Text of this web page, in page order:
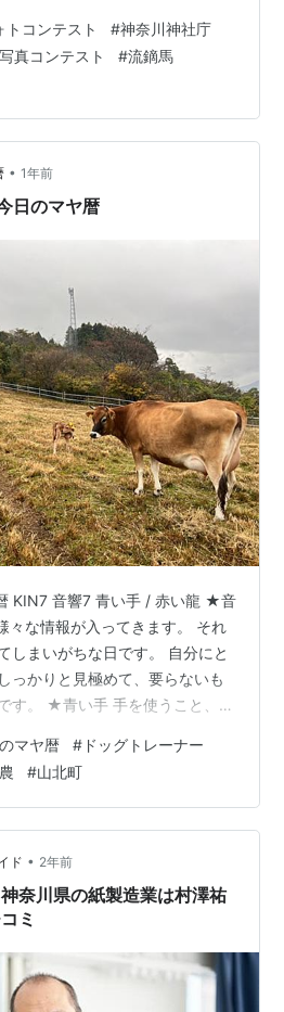
■2025年3月から4月まで書
です。
■私の個人的なHP
コンテスト #神奈川神社庁
写真コンテスト #流鏑馬
• 1年前
日のマヤ暦
KIN7 音響7 青い手 / 赤い龍 ★音
々な情報が入ってきます。 それ
しまいがちな日です。 自分にと
っかりと見極めて、要らないも
す。 ★青い手 手を使うこと、手
くさく思うことにこそ、チャン
暇のかかることにあえてチャレ
【青い「癒しの」手】ですか
も忘れずに☺ ★赤い龍（13日
の、一番最初にくるのが「赤い
マヤ暦 # ドッグトレーナー
#山北町
ド • 2年前
奈川県の紙製造業は村澤祐
ミ